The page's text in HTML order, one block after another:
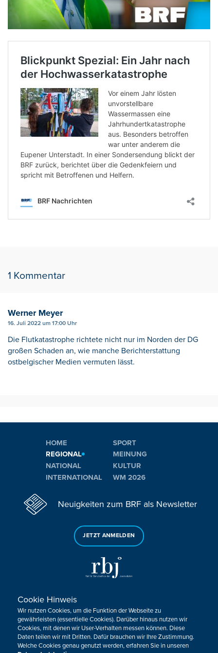
1 Kommentar
Werner Meyer
16. Juli 2022 um 17:00 Uhr
Die Flutkatastrophe richtete nicht nur im Norden der DG
großen Schaden an, wie manche Berichterstattung
ostbelgischer Medien vermuten lässt.
HOME
REGIONAL
NATIONAL
INTERNATIONAL
SPORT
MEINUNG
KULTUR
WM 2026
Neuigkeiten zum BRF als Newsletter
JETZT ANMELDEN
Sie haben noch Fragen oder Anmerkungen?
KONTAKTIEREN SIE UNS!
Impressum Datenschutz Kontakt
Barrierefreiheit
Cookie Hinweis
Wir nutzen Cookies, um die Funktion der Webseite zu
gewährleisten (essentielle Cookies). Darüber hinaus nutzen wir
Cookies, mit denen wir User-Verhalten messen können. Diese
Daten teilen wir mit Dritten. Dafür brauchen wir Ihre Zustimmung.
Welche Cookies genau genutzt werden, erfahren Sie in unseren